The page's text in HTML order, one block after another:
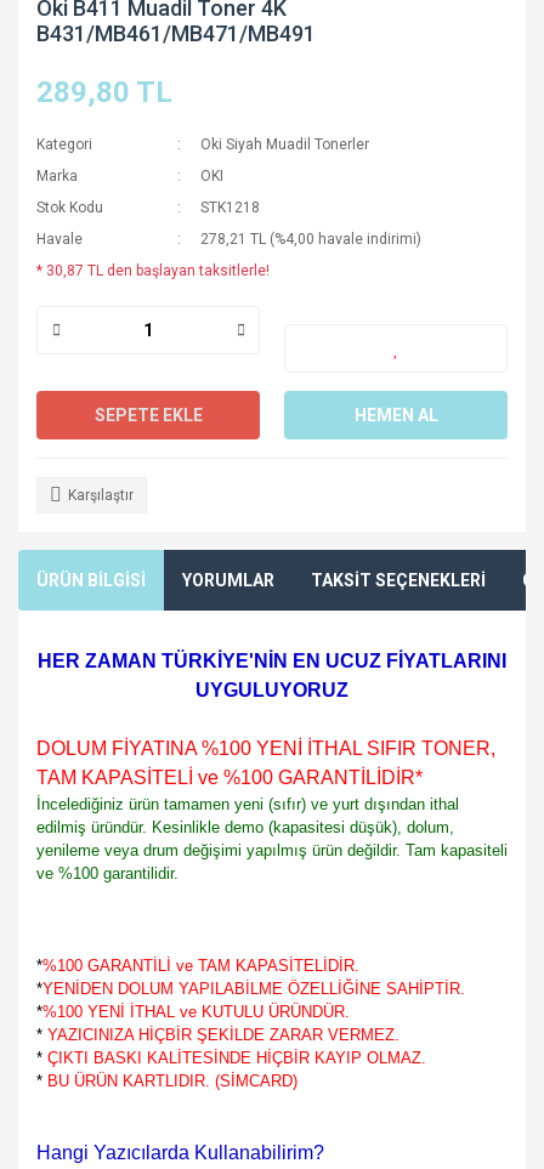
Oki B411 Muadil Toner 4K
B431/MB461/MB471/MB491
289,80 TL
Kategori
Oki Siyah Muadil Tonerler
Marka
OKI
Stok Kodu
STK1218
Havale
278,21 TL (%4,00 havale indirimi)
* 30,87 TL den başlayan taksitlerle!
SEPETE EKLE HEMEN AL
Karşılaştır
ÜRÜN BİLGİSİ YORUMLAR TAKSİT SEÇENEKLERİ
HER ZAMAN TÜRKİYE'NİN EN UCUZ FİYATLARINI
UYGULUYORUZ
DOLUM FİYATINA %100 YENİ İTHAL SIFIR TONER,
TAM KAPASİTELİ ve %100 GARANTİLİDİR*
İncelediğiniz ürün tamamen yeni (sıfır) ve yurt dışından ithal
edilmiş üründür. Kesinlikle demo (kapasitesi düşük), dolum,
yenileme veya drum değişimi yapılmış ürün değildir. Tam kapasiteli
ve %100 garantilidir.
*%100 GARANTİLİ ve TAM KAPASİTELİDİR.
*YENİDEN DOLUM YAPILABİLME ÖZELLİĞİNE SAHİPTİR.
*%100 YENİ İTHAL ve KUTULU ÜRÜNDÜR.
* YAZICINIZA HİÇBİR ŞEKİLDE ZARAR VERMEZ.
* ÇIKTI BASKI KALİTESİNDE HİÇBİR KAYIP OLMAZ.
* BU ÜRÜN KARTLIDIR. (SİMCARD)
Hangi Yazıcılarda Kullanabilirim?